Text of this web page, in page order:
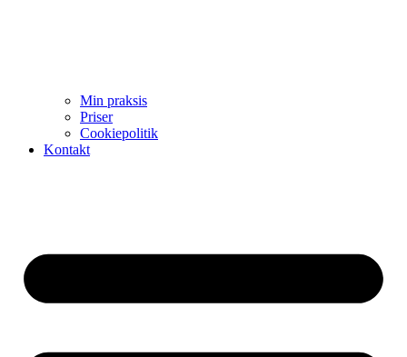
Min praksis
Priser
Cookiepolitik
Kontakt